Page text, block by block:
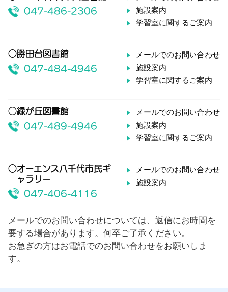
047-486-2306
施設案内
学習室に関するご案内
○勝田台図書館
047-484-4946
メールでのお問い合わせ
施設案内
学習室に関するご案内
○緑が丘図書館
047-489-4946
メールでのお問い合わせ
施設案内
学習室に関するご案内
○オーエンス八千代市民ギ
ャラリー
047-406-4116
メールでのお問い合わせ
施設案内
メールでのお問い合わせについては、返信にお時間を
要する場合があります。何卒ご了承ください。
お急ぎの方はお電話でのお問い合わせをお願いしま
す。